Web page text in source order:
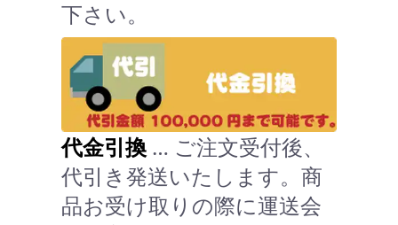
下さい。
代金引換 … ご注文受付後、
代引き発送いたします。商
品お受け取りの際に運送会